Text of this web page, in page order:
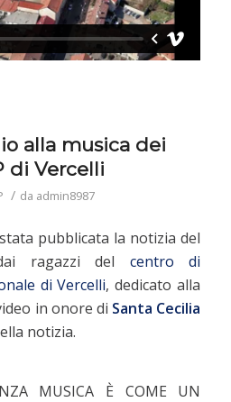
alla musica dei
di Vercelli
/ da admin8987
pubblicata la notizia del
ragazzi del centro di
di Vercelli, dedicato alla
in onore di Santa Cecilia
notizia.
MUSICA È COME UN